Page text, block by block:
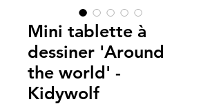
Mini tablette à
dessiner 'Around
the world' -
Kidywolf